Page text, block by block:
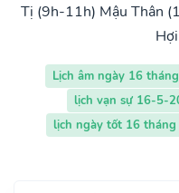
Tị (9h-11h) Mậu Thân
Lịch âm ngày 16
lịch vạn sự 16-5-
lịch ngày tốt 16 tháng